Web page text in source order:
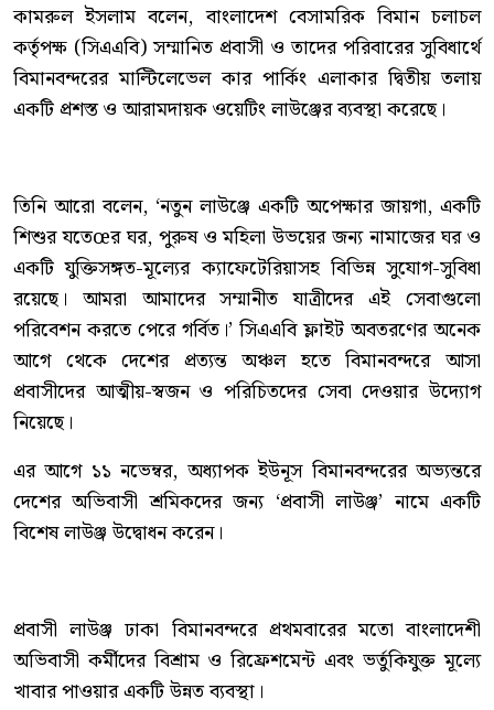
কামরুল ইসলাম বলেন, বাংলাদেশ বেসামরিক বিমান চলাচল
কর্তৃপক্ষ (সিএএবি) সম্মানিত প্রবাসী ও তাদের পরিবারের সুবিধার্থে
বিমানবন্দরের মাল্টিলেভেল কার পার্কিং এলাকার দ্বিতীয় তলায়
একটি প্রশস্ত ও আরামদায়ক ওয়েটিং লাউঞ্জের ব্যবস্থা করেছে।
তিনি আরো বলেন, ‘নতুন লাউঞ্জে একটি অপেক্ষার জায়গা, একটি
শিশুর যতেœর ঘর, পুরুষ ও মহিলা উভয়ের জন্য নামাজের ঘর ও
একটি যুক্তিসঙ্গত-মূল্যের ক্যাফেটেরিয়াসহ বিভিন্ন সুযোগ-সুবিধা
রয়েছে। আমরা আমাদের সম্মানীত যাত্রীদের এই সেবাগুলো
পরিবেশন করতে পেরে গর্বিত।’ সিএএবি ফ্লাইট অবতরণের অনেক
আগে থেকে দেশের প্রত্যন্ত অঞ্চল হতে বিমানবন্দরে আসা
প্রবাসীদের আত্মীয়-স্বজন ও পরিচিতদের সেবা দেওয়ার উদ্যোগ
নিয়েছে।
এর আগে ১১ নভেম্বর, অধ্যাপক ইউনূস বিমানবন্দরের অভ্যন্তরে
দেশের অভিবাসী শ্রমিকদের জন্য ‘প্রবাসী লাউঞ্জ’ নামে একটি
বিশেষ লাউঞ্জ উদ্বোধন করেন।
প্রবাসী লাউঞ্জ ঢাকা বিমানবন্দরে প্রথমবারের মতো বাংলাদেশী
অভিবাসী কর্মীদের বিশ্রাম ও রিফ্রেশমেন্ট এবং ভর্তুকিযুক্ত মূল্যে
খাবার পাওয়ার একটি উন্নত ব্যবস্থা।